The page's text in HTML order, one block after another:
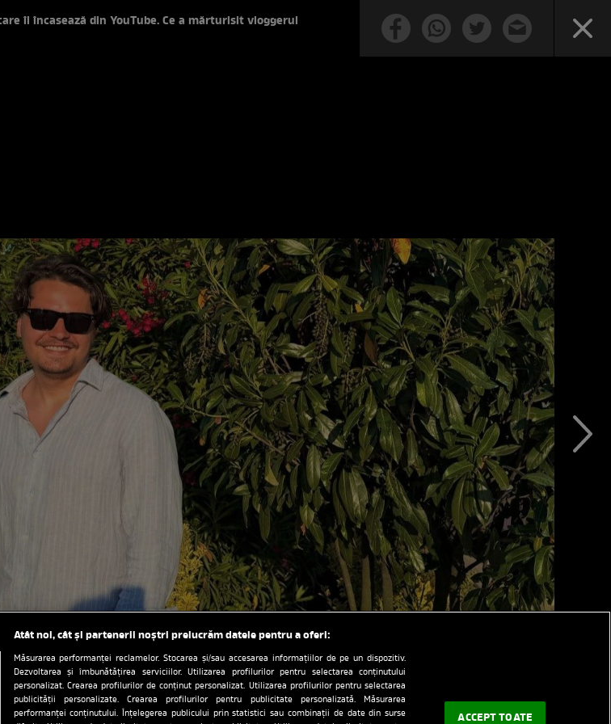
îi încasează din YouTube. Ce a mărturisit vloggerul
Atât noi, cât și partenerii noștri prelucrăm datele pentru a oferi:
Măsurarea performanței reclamelor. Stocarea și/sau accesarea informațiilor de pe un dispozitiv.
Dezvoltarea și îmbunătățirea serviciilor. Utilizarea profilurilor pentru selectarea conținutului
personalizat. Crearea profilurilor de conținut personalizat. Utilizarea profilurilor pentru selectarea
publicității personalizate. Crearea profilurilor pentru publicitate personalizată. Măsurarea
performanței conținutului. Înțelegerea publicului prin statistici sau combinații de date din surse
ACCEPT TOATE